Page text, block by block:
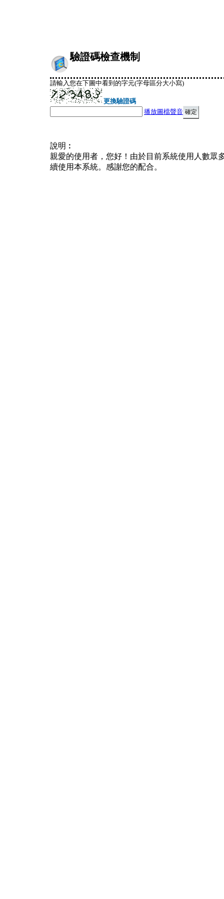
驗證碼檢查機制
請輸入您在下圖中看到的字元(字母區分大小寫)
更換驗證碼
播放圖檔聲音
說明︰
親愛的使用者，您好！由於目前系統使用人數眾
續使用本系統。感謝您的配合。